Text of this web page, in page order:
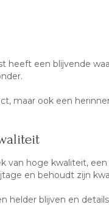
heeft een blijvende
maar ook een
van hoge kwaliteit,
en behoudt zijn
helder blijven en